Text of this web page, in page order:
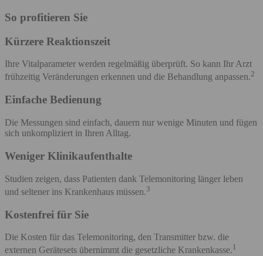
So profitieren Sie
Kürzere Reaktionszeit
Ihre Vitalparameter werden regelmäßig überprüft. So kann Ihr Arzt
frühzeitig Veränderungen erkennen und die Behandlung anpassen.2
Einfache Bedienung
Die Messungen sind einfach, dauern nur wenige Minuten und fügen
sich unkompliziert in Ihren Alltag.
Weniger Klinikaufenthalte
Studien zeigen, dass Patienten dank Telemonitoring länger leben
und seltener ins Krankenhaus müssen.3
Kostenfrei für Sie
Die Kosten für das Telemonitoring, den Transmitter bzw. die
externen Gerätesets übernimmt die gesetzliche Krankenkasse.1